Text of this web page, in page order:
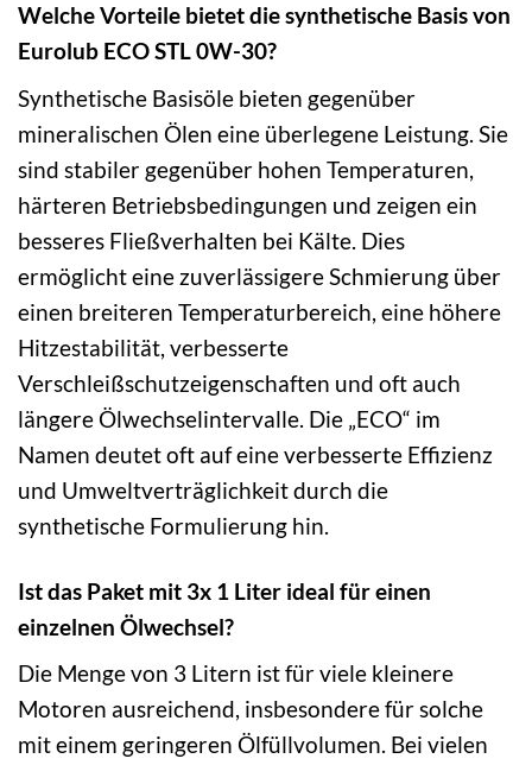
Welche Vorteile bietet die synthetische Basis von
Eurolub ECO STL 0W-30?
Synthetische Basisöle bieten gegenüber
mineralischen Ölen eine überlegene Leistung. Sie
sind stabiler gegenüber hohen Temperaturen,
härteren Betriebsbedingungen und zeigen ein
besseres Fließverhalten bei Kälte. Dies
ermöglicht eine zuverlässigere Schmierung über
einen breiteren Temperaturbereich, eine höhere
Hitzestabilität, verbesserte
Verschleißschutzeigenschaften und oft auch
längere Ölwechselintervalle. Die „ECO“ im
Namen deutet oft auf eine verbesserte Effizienz
und Umweltverträglichkeit durch die
synthetische Formulierung hin.
Ist das Paket mit 3x 1 Liter ideal für einen
einzelnen Ölwechsel?
Die Menge von 3 Litern ist für viele kleinere
Motoren ausreichend, insbesondere für solche
mit einem geringeren Ölfüllvolumen. Bei vielen